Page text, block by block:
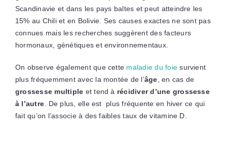
Scandinavie et dans les pays baltes et peut atteindre les
15% au Chili et en Bolivie. Ses causes exactes ne sont pas
connues mais les recherches suggèrent des facteurs
hormonaux, génétiques et environnementaux.
On observe également que cette maladie du foie survient
plus fréquemment avec la montée de l’âge , en cas de
grossesse multiple et tend à récidiver d’une grossesse
à l’autre . De plus, elle est plus fréquente en hiver ce qui
fait qu’on l’associe à des faibles taux de vitamine D.